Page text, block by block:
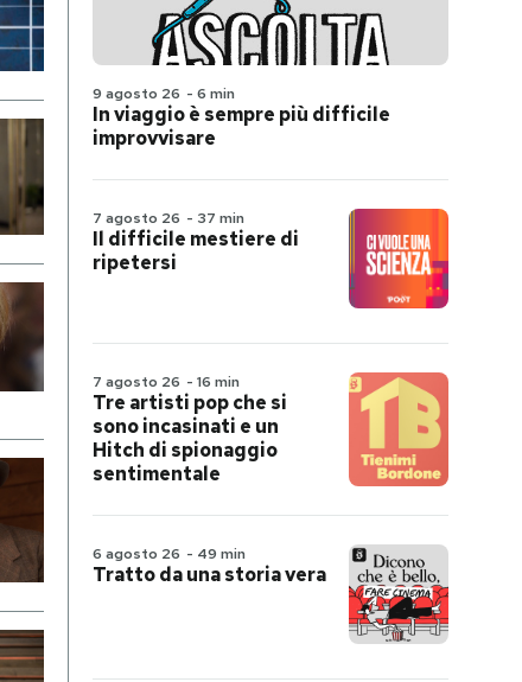
9 agosto 26 - 6 min
In viaggio è sempre più difficile
improvvisare
7 agosto 26 - 37 min
Il difficile mestiere di
ripetersi
7 agosto 26 - 16 min
Tre artisti pop che si
sono incasinati e un
Hitch di spionaggio
sentimentale
6 agosto 26 - 49 min
Tratto da una storia vera